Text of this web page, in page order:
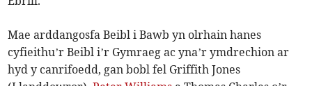
Mae arddangosfa Beibl i Bawb yn olrhain hanes
cyfieithu’r Beibl i’r Gymraeg ac yna’r ymdrechion ar
hyd y canrifoedd, gan bobl fel Griffith Jones